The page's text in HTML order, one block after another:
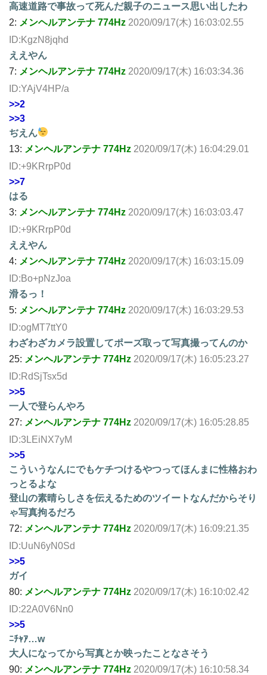
高速道路で事故って死んだ親子のニュース思い出したわ
2: メンヘルアンテナ 774Hz 2020/09/17(木) 16:03:02.55
ID:KgzN8jqhd
ええやん
7: メンヘルアンテナ 774Hz 2020/09/17(木) 16:03:34.36
ID:YAjV4HP/a
>>2
>>3
ぢえん
13: メンヘルアンテナ 774Hz 2020/09/17(木) 16:04:29.01
ID:+9KRrpP0d
>>7
はる
3: メンヘルアンテナ 774Hz 2020/09/17(木) 16:03:03.47
ID:+9KRrpP0d
ええやん
4: メンヘルアンテナ 774Hz 2020/09/17(木) 16:03:15.09
ID:Bo+pNzJoa
滑るっ！
5: メンヘルアンテナ 774Hz 2020/09/17(木) 16:03:29.53
ID:ogMT7ttY0
わざわざカメラ設置してポーズ取って写真撮ってんのか
25: メンヘルアンテナ 774Hz 2020/09/17(木) 16:05:23.27
ID:RdSjTsx5d
>>5
一人で登らんやろ
27: メンヘルアンテナ 774Hz 2020/09/17(木) 16:05:28.85
ID:3LEiNX7yM
>>5
こういうなんにでもケチつけるやつってほんまに性格おわ
っとるよな
登山の素晴らしさを伝えるためのツイートなんだからそり
ゃ写真拘るだろ
72: メンヘルアンテナ 774Hz 2020/09/17(木) 16:09:21.35
ID:UuN6yN0Sd
>>5
ガイ
80: メンヘルアンテナ 774Hz 2020/09/17(木) 16:10:02.42
ID:22A0V6Nn0
>>5
ﾆﾁｬｱ…w
大人になってから写真とか映ったことなさそう
90: メンヘルアンテナ 774Hz 2020/09/17(木) 16:10:58.34